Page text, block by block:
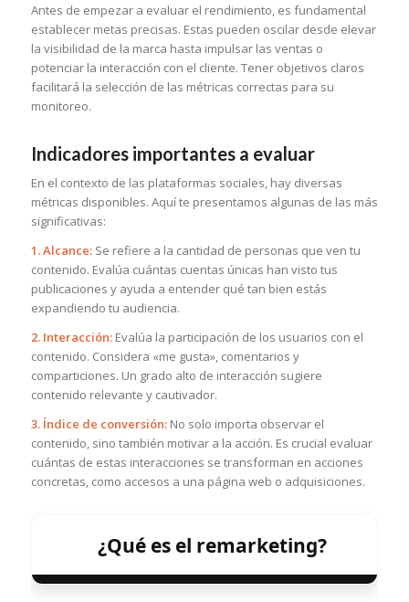
Antes de empezar a evaluar el rendimiento, es fundamental
establecer metas precisas. Estas pueden oscilar desde elevar
la visibilidad de la marca hasta impulsar las ventas o
potenciar la interacción con el cliente. Tener objetivos claros
facilitará la selección de las métricas correctas para su
monitoreo.
Indicadores importantes a evaluar
En el contexto de las plataformas sociales, hay diversas
métricas disponibles. Aquí te presentamos algunas de las más
significativas:
1. Alcance:Se refiere a la cantidad de personas que ven tu
contenido. Evalúa cuántas cuentas únicas han visto tus
publicaciones y ayuda a entender qué tan bien estás
expandiendo tu audiencia.
2. Interacción:Evalúa la participación de los usuarios con el
contenido. Considera «me gusta», comentarios y
comparticiones. Un grado alto de interacción sugiere
contenido relevante y cautivador.
3. Índice de conversión:No solo importa observar el
contenido, sino también motivar a la acción. Es crucial evaluar
cuántas de estas interacciones se transforman en acciones
concretas, como accesos a una página web o adquisiciones.
¿Qué es el remarketing?